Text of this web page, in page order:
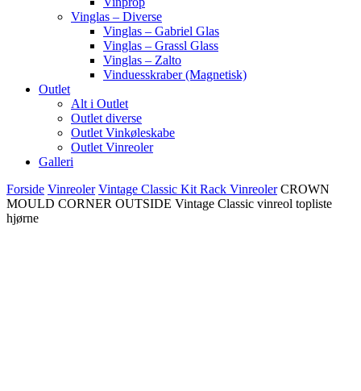
Vinglas – Diverse
Vinglas – Gabriel Glas
Vinglas – Grassl Glass
Vinglas – Zalto
Vinduesskraber (Magnetisk)
Outlet
Alt i Outlet
Outlet diverse
Outlet Vinkøleskabe
Outlet Vinreoler
Galleri
Forside Vinreoler Vintage Classic Kit Rack Vinreoler CROWN
MOULD CORNER OUTSIDE Vintage Classic vinreol topliste
hjørne